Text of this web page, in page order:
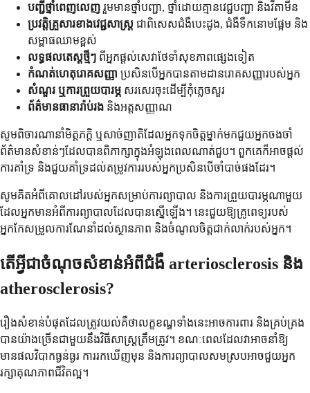
បញ្ជីថ្នាំពេញលេញ រួមមានថ្នាំបញ្ជា, ថ្នាំដោយគ្មានវេជ្ជបញ្ជា និងវីតាមីន
ប្រវត្តិគ្រួសារខាងវេជ្ជសាស្ត្រ ជាពិសេសជំងឺបេះដូង, ជំងឺទឹកនោមផ្អែម និង
សម្ពាធឈាមខ្ពស់
លទ្ធផលតេស្តថ្មីៗ ពីអ្នកផ្តល់សេវាថែទាំសុខភាពផ្សេងទៀត
កំណត់ហេតុរោគសញ្ញា ប្រសិនបើអ្នកបានតាមដានរោគសញ្ញារបស់អ្នក
សំណួរ ឬការព្រួយបារម្ភ សរសេរចុះដើម្បីកុំភ្លេចសួរ
ព័ត៌មានធានារ៉ាប់រង និងអត្តសញ្ញាណ
សូមពិចារណានាំមិត្តភក្តិ ឬសាច់ញាតិដែលអ្នកទុកចិត្តម្នាក់មកជួយអ្នកចងចាំ
ព័ត៌មានសំខាន់ៗដែលបានពិភាក្សាក្នុងអំឡុងពេលណាត់ជួប។ ពួកគេក៏អាចផ្តល់
ការគាំទ្រ និងជួយគាំទ្រដល់តម្រូវការរបស់អ្នកប្រសិនបើចាំបាច់ផងដែរ។
សូមគិតអំពីគោលដៅរបស់អ្នកសម្រាប់ការព្យាបាល និងការព្រួយបារម្ភណាមួយ
ដែលអ្នកមានអំពីការព្យាបាលដែលបានស្នើឡើង។ នេះជួយឱ្យគ្រូពេទ្យរបស់
អ្នកកែសម្រួលការណែនាំដល់ស្ថានភាព និងចំណូលចិត្តជាក់លាក់របស់អ្នក។
តើអ្វីជាចំណុចសំខាន់អំពីជំងឺ arteriosclerosis និង
atherosclerosis?
រឿងសំខាន់បំផុតដែលត្រូវយល់គឺថាលក្ខខណ្ឌទាំងនេះអាចការពារ និងគ្រប់គ្រង
បានយ៉ាងច្រើនជាមួយនឹងវិធីសាស្រ្តត្រឹមត្រូវ។ ខណៈពេលដែលវាអាចនាំឱ្យ
មានផលវិបាកធ្ងន់ធ្ងរ ការរកឃើញមុន និងការព្យាបាលសមស្របអាចជួយអ្នក
រក្សាគុណភាពជីវិតល្អ។